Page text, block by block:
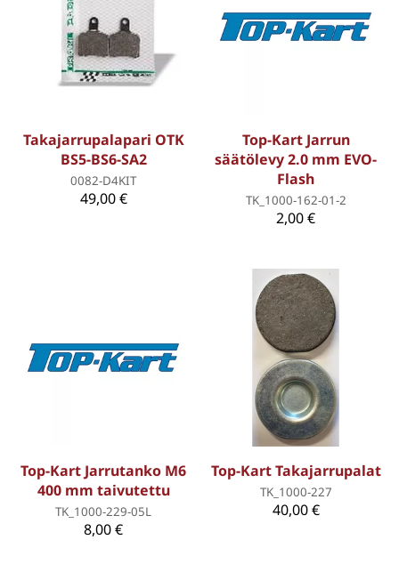
Takajarrupalapari OTK
BS5-BS6-SA2
0082-D4KIT
49,00 €
Top-Kart Jarrun
säätölevy 2.0 mm EVO-
Flash
TK_1000-162-01-2
2,00 €
Top-Kart Jarrutanko M6
400 mm taivutettu
TK_1000-229-05L
8,00 €
Top-Kart Takajarrupalat
TK_1000-227
40,00 €